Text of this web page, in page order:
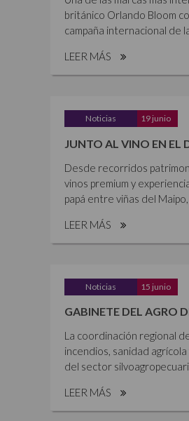
británico Orlando Bloom
campaña internacional de
LEER MÁS
Noticias 19 junio
JUNTO AL VINO EN EL
Desde recorridos
vinos premium y
papá entre viñas del
LEER MÁS
Noticias 15 junio
GABINETE DEL AGRO
La coordinación regional
incendios, sanidad
del sector
LEER MÁS